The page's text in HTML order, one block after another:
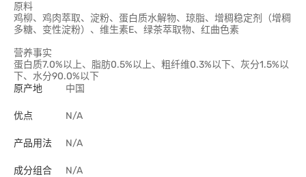
原料
鸡柳、鸡肉萃取、淀粉、蛋白质水解物、琼脂、增稠稳定剂（增稠
多糖、变性淀粉）、维生素E、绿茶萃取物、红曲色素
营养事实
蛋白质7.0%以上、脂肪0.5%以上、粗纤维0.3%以下、灰分1.5%以
下、水分90.0%以下
原产地
中国
优点 N/A
产品用法 N/A
成分组合 N/A